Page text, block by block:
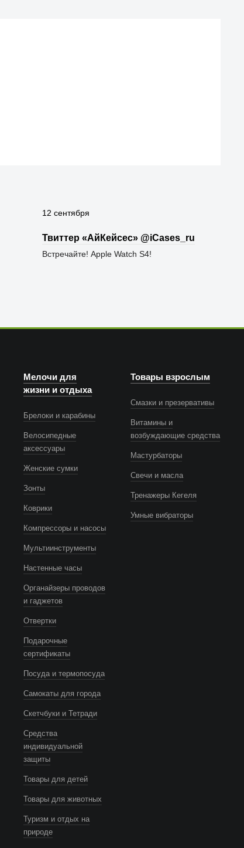
12 сентября
Твиттер «АйКейсес» ‏@iCases_ru
Встречайте! Apple Watch S4!
Мелочи для
жизни и отдыха
Брелоки и карабины
Велосипедные
аксессуары
Женские сумки
Зонты
Коврики
Компрессоры и насосы
Мультиинструменты
Настенные часы
Органайзеры проводов
и гаджетов
Отвертки
Подарочные
сертификаты
Посуда и термопосуда
Самокаты для города
Скетчбуки и Тетради
Средства
индивидуальной
защиты
Товары для детей
Товары для животных
Туризм и отдых на
природе
Товары взрослым
Смазки и презервативы
Витамины и
возбуждающие средства
Мастурбаторы
Свечи и масла
Тренажеры Кегеля
Умные вибраторы